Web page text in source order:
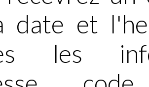
date et
les